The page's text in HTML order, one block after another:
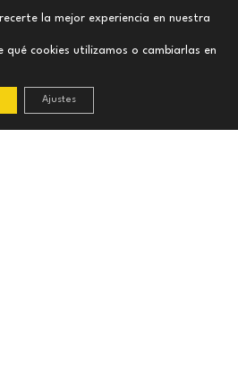
la mejor experiencia en nuestra
qué cookies utilizamos o cambiarlas en
Ajustes